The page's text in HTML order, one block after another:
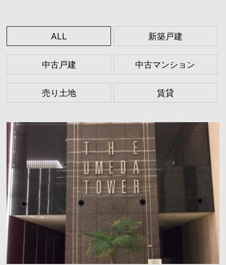
ALL 新築戸建
中古戸建 中古マンション
売り土地 賃貸